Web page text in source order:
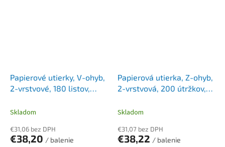
Papierové utierky, V-ohyb,
2-vrstvové, 180 listov,
snehobiela
Skladom
€31,06 bez DPH
€38,20 / balenie
Papierová utierka, Z-ohyb,
2-vrstvová, 200 útržkov,
LUCART "ECO Z 20", biela
Skladom
€31,07 bez DPH
€38,22 / balenie